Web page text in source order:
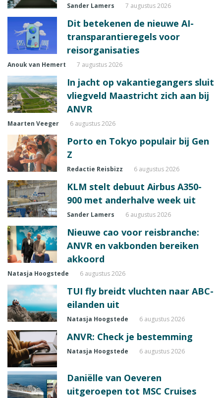
Sander Lamers 7 augustus 2026
Dit betekenen de nieuwe AI-
transparantieregels voor
reisorganisaties
Anouk van Hemert 7 augustus 2026
In jacht op vakantiegangers sluit
vliegveld Maastricht zich aan bij
ANVR
Maarten Veeger 6 augustus 2026
Porto en Tokyo populair bij Gen
Z
Redactie Reisbizz 6 augustus 2026
KLM stelt debuut Airbus A350-
900 met anderhalve week uit
Sander Lamers 6 augustus 2026
Nieuwe cao voor reisbranche:
ANVR en vakbonden bereiken
akkoord
Natasja Hoogstede 6 augustus 2026
TUI fly breidt vluchten naar ABC-
eilanden uit
Natasja Hoogstede 6 augustus 2026
ANVR: Check je bestemming
Natasja Hoogstede 6 augustus 2026
Daniëlle van Oeveren
uitgeroepen tot MSC Cruises